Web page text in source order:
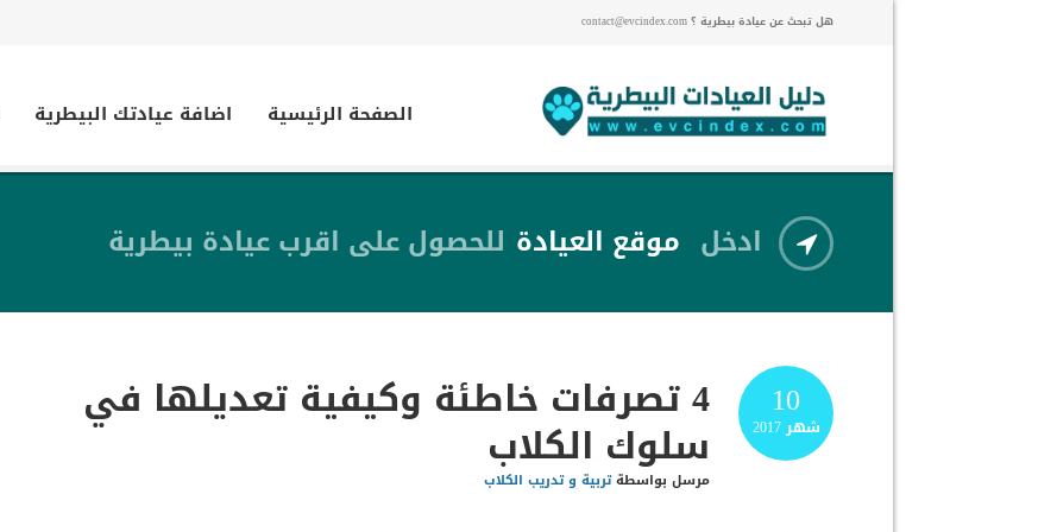
هل تبحث عن عيادة بيطرية ؟ contact@evcindex.com
الصفحة الرئيسية اضافة عيادتك البيطرية
ادخل موقع العيادة للحصول على اقرب عيادة بيطرية
10
شهر2017 4 تصرفات خاطئة وكيفية تعديلها في
سلوك الكلاب
مرسل بواسطةتربية و تدريب الكلاب